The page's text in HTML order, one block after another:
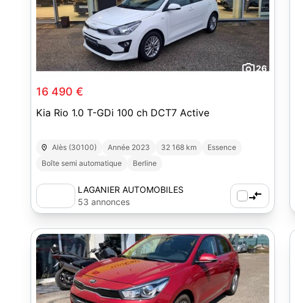
26
16 490 €
Kia Rio 1.0 T-GDi 100 ch DCT7 Active
Alès (30100) Année 2023 32 168 km
Essence
Boîte semi automatique
Berline
LAGANIER AUTOMOBILES
53 annonces